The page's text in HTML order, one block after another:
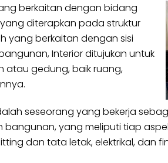
berkaitan dengan bidang
diterapkan pada struktur
yang berkaitan dengan sisi
Interior ditujukan untuk
gedung, baik ruang,
seseorang yang bekerja
yang meliputi tiap
dan tata letak, elektrikal, dan